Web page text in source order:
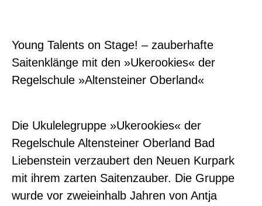
Young Talents on Stage! – zauberhafte
Saitenklänge mit den »Ukerookies« der
Regelschule »Altensteiner Oberland«
Die Ukulelegruppe »Ukerookies« der
Regelschule Altensteiner Oberland Bad
Liebenstein verzaubert den Neuen Kurpark
mit ihrem zarten Saitenzauber. Die Gruppe
wurde vor zweieinhalb Jahren von Antja